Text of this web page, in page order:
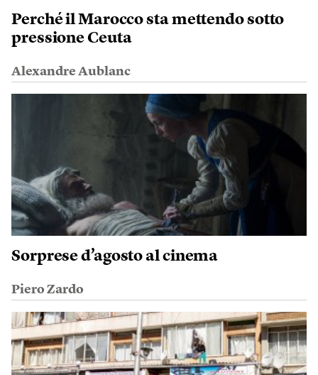
Perché il Marocco sta mettendo sotto
pressione Ceuta
Alexandre Aublanc
Sorprese d’agosto al cinema
Piero Zardo